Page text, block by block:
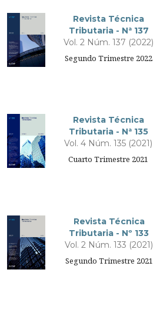
Revista Técnica
Tributaria - Nª 137
Vol. 2 Núm. 137 (2022)
Segundo Trimestre 2022
Revista Técnica
Tributaria - Nª 135
Vol. 4 Núm. 135 (2021)
Cuarto Trimestre 2021
Revista Técnica
Tributaria - Nº 133
Vol. 2 Núm. 133 (2021)
Segundo Trimestre 2021